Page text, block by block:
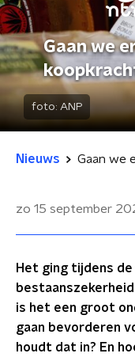
Gaan we
foto: ANP
Nieuws Gaan we
zo 15 september
Het ging tijdens
is het een groot
gaan bevorderen
houdt dat in? En